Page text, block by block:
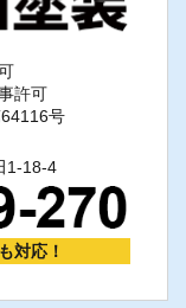
許可
号
1-18-4
対応！